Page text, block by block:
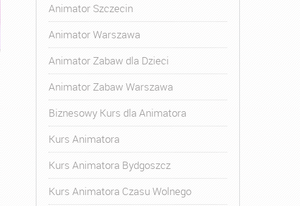
Animator Szczecin
Animator Warszawa
Animator Zabaw dla Dzieci
Animator Zabaw Warszawa
Biznesowy Kurs dla Animatora
Kurs Animatora
Kurs Animatora Bydgoszcz
Kurs Animatora Czasu Wolnego